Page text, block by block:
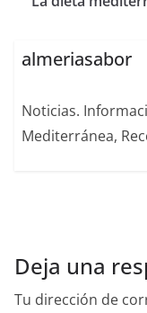
almeriasabor
Noticias.
Mediterránea,
Deja una
Tu dirección de